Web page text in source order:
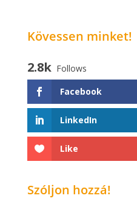
Kövessen minket!
2.8k Follows
Facebook
LinkedIn
Like
Szóljon hozzá!